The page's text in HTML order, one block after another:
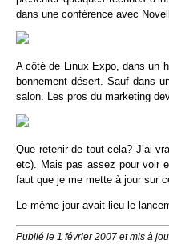
dans une conférence avec
A côté de Linux Expo, dans un
bonnement désert. Sauf dans
salon. Les pros du marketing
Que retenir de tout cela? J’ai
etc). Mais pas assez pour voir
faut que je me mette à jour sur
Le même jour avait lieu le
Publié le 1 février 2007 et mis à